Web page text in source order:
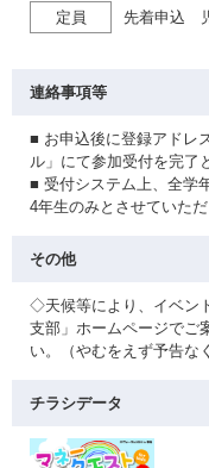
定員 先着申込
連絡事項等
■ お申込後に登録アドレ
ル」にて参加受付を完了
■ 受付システム上、全学
4年生のみとさせていただ
その他
◇天候等により、イベン
支部」ホームページでご
い。（やむをえず予告な
チラシデータ